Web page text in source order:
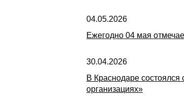
04.05.2026
Ежегодно 04 мая
30.04.2026
В Краснодаре состоялся
организациях»